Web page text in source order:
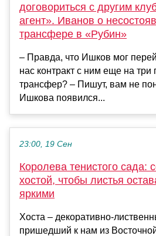
договориться с другим
агент». Иванов о
трансфере в «Рубин»
– Правда, что Ишков мог
нас контракт с ним еще на три
трансфер? – Пишут, вам не
Ишкова появился...
23:00, 19 Сен
Королева тенистого сада:
хостой, чтобы листья
яркими
Хоста – декоративно-
пришедший к нам из